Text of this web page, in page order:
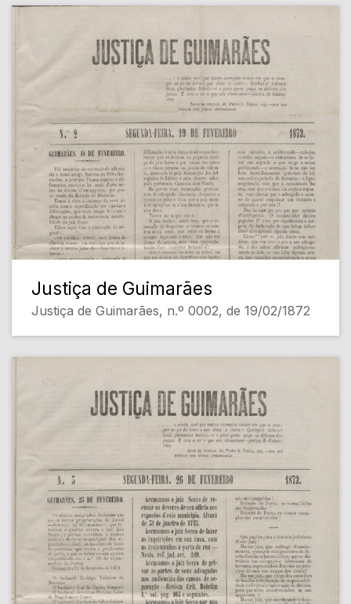
Justiça de Guimarães
Justiça de Guimarães, n.º 0002, de 19/02/1872